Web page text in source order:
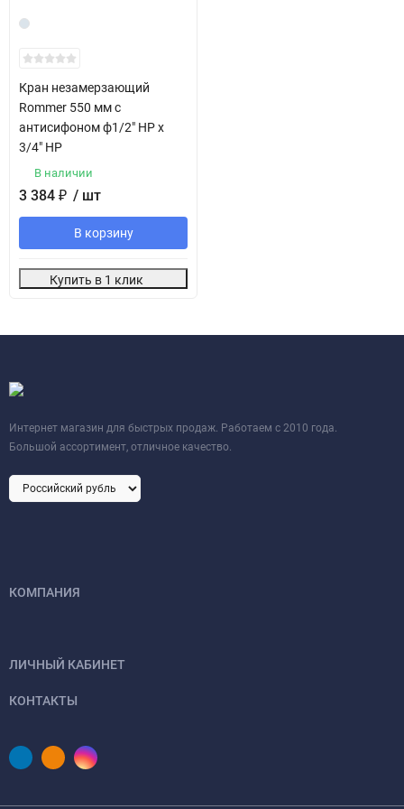
Кран незамерзающий
Rommer 550 мм с
антисифоном ф1/2" НР х
3/4" НР
В наличии
3 384 ₽ / шт
В корзину
Купить в 1 клик
Интернет магазин для быстрых продаж. Работаем с 2010 года.
Большой ассортимент, отличное качество.
КОМПАНИЯ
ЛИЧНЫЙ КАБИНЕТ
КОНТАКТЫ